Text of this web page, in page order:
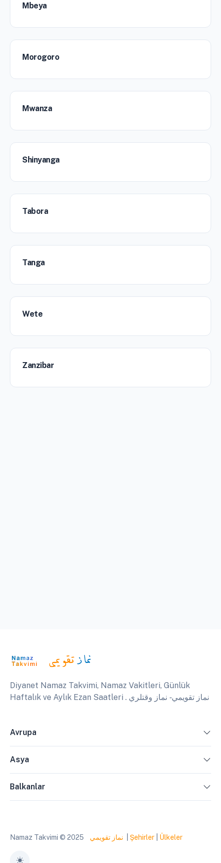
Mbeya
Morogoro
Mwanza
Shinyanga
Tabora
Tanga
Wete
Zanzibar
Diyanet Namaz Takvimi, Namaz Vakitleri, Günlük
Haftalık ve Aylık Ezan Saatleri . نماز تقويمي - نماز وقتلري
Avrupa
Asya
Balkanlar
Namaz Takvimi © 2025 نماز تقويمي Şehirler Ülkeler